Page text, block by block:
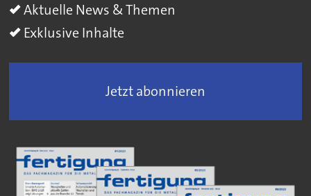
Aktuelle News & Themen
Exklusive Inhalte
Jetzt abonnieren